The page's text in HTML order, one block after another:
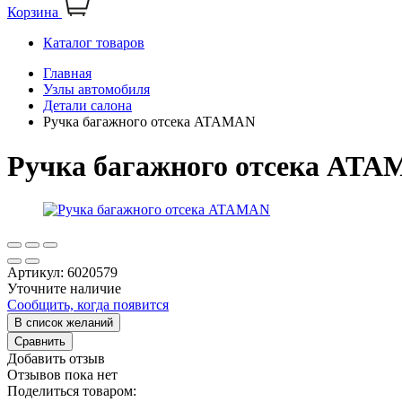
Корзина
Каталог товаров
Главная
Узлы автомобиля
Детали салона
Ручка багажного отсека ATAMAN
Ручка багажного отсека
Артикул: 6020579
Уточните наличие
Сообщить, когда появится
В список желаний
Сравнить
Добавить отзыв
Отзывов пока нет
Поделиться товаром: